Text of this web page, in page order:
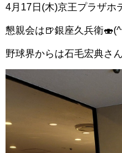
4月17日(木)京王プラザホ
懇親会は🍺銀座久兵衛
野球界からは石毛宏典さ